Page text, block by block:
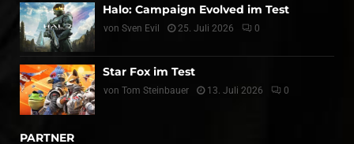
Halo: Campaign Evolved im Test
von Sven Evil 25. Juli 2026 0
Star Fox im Test
von Tom Steinbauer 13. Juli 2026 0
PARTNER